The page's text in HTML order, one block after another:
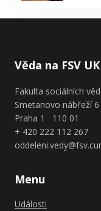
Věda na FSV UK
Fakulta sociálních věd
Smetanovo nábřeží 6
Praha 1 110 01
+ 420 222 112 267
Menu
Události